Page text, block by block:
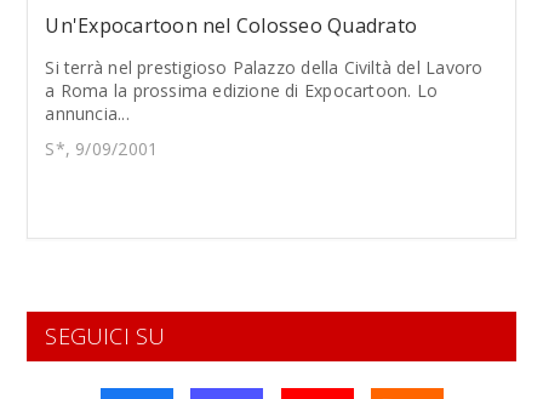
Un'Expocartoon nel Colosseo Quadrato
Si terrà nel prestigioso Palazzo della Civiltà del Lavoro
a Roma la prossima edizione di Expocartoon. Lo
annuncia...
S*, 9/09/2001
SEGUICI SU